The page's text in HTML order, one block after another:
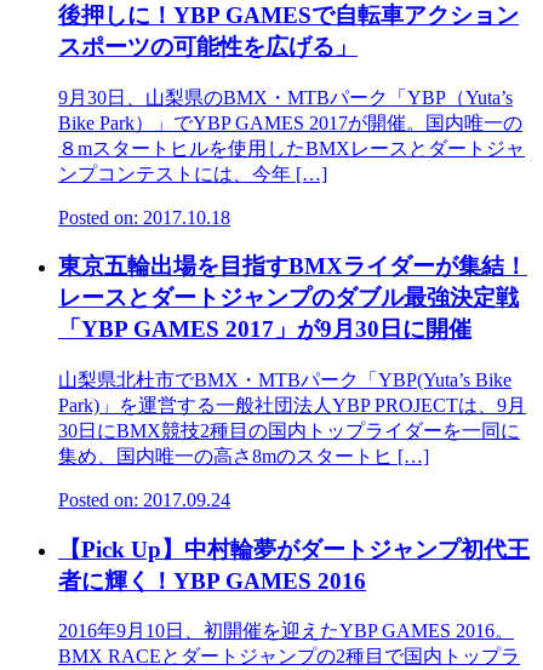
後押しに！YBP GAMESで自転車アクション
スポーツの可能性を広げる」
9月30日、山梨県のBMX・MTBパーク「YBP（Yuta’s
Bike Park）」でYBP GAMES 2017が開催。国内唯一の
８mスタートヒルを使用したBMXレースとダートジャ
ンプコンテストには、今年 […]
Posted on: 2017.10.18
東京五輪出場を目指すBMXライダーが集結！
レースとダートジャンプのダブル最強決定戦
「YBP GAMES 2017」が9月30日に開催
山梨県北杜市でBMX・MTBパーク「YBP(Yuta’s Bike
Park)」を運営する一般社団法人YBP PROJECTは、9月
30日にBMX競技2種目の国内トップライダーを一同に
集め、国内唯一の高さ8mのスタートヒ […]
Posted on: 2017.09.24
【Pick Up】中村輪夢がダートジャンプ初代王
者に輝く！YBP GAMES 2016
2016年9月10日、初開催を迎えたYBP GAMES 2016。
BMX RACEとダートジャンプの2種目で国内トップラ